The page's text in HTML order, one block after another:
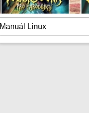
Manuál Linux